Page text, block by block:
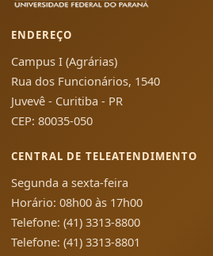
ENDEREÇO
Campus I (Agrárias)
Rua dos Funcionários, 1540
Juvevê - Curitiba - PR
CEP: 80035-050
CENTRAL DE TELEATENDIMENTO
Segunda a sexta-feira
Horário: 08h00 às 17h00
Telefone: (41) 3313-8800
Telefone: (41) 3313-8801